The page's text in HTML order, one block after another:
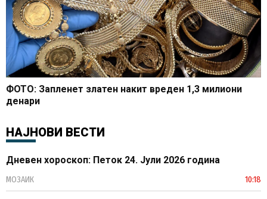
ФОТО: Запленет златен накит вреден 1,3 милиони
денари
НАЈНОВИ ВЕСТИ
Дневен хороскоп: Петок 24. Јули 2026 година
МОЗАИК 10:18